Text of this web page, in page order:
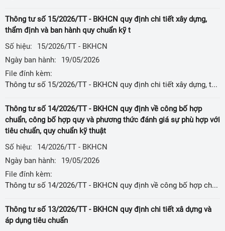
Thông tư số 15/2026/TT - BKHCN quy định chi tiết xây dựng,
thẩm định và ban hành quy chuẩn kỹ t
Số hiệu:
15/2026/TT - BKHCN
Ngày ban hành:
19/05/2026
File đính kèm:
Thông tư số 15/2026/TT - BKHCN quy định chi tiết xây dựng, thẩm định và ban hành quy chuẩn kỹ t
Thông tư số 14/2026/TT - BKHCN quy định về công bố hợp
chuẩn, công bố hợp quy và phương thức đánh giá sự phù hợp với
tiêu chuẩn, quy chuẩn kỹ thuật
Số hiệu:
14/2026/TT - BKHCN
Ngày ban hành:
19/05/2026
File đính kèm:
Thông tư số 14/2026/TT - BKHCN quy định về công bố hợp chuẩn, công bố hợp quy và phương thức đánh giá sự phù hợp với tiêu chuẩn, quy chuẩn kỹ thuật
Thông tư số 13/2026/TT - BKHCN quy định chi tiết xâ dựng và
áp dụng tiêu chuẩn